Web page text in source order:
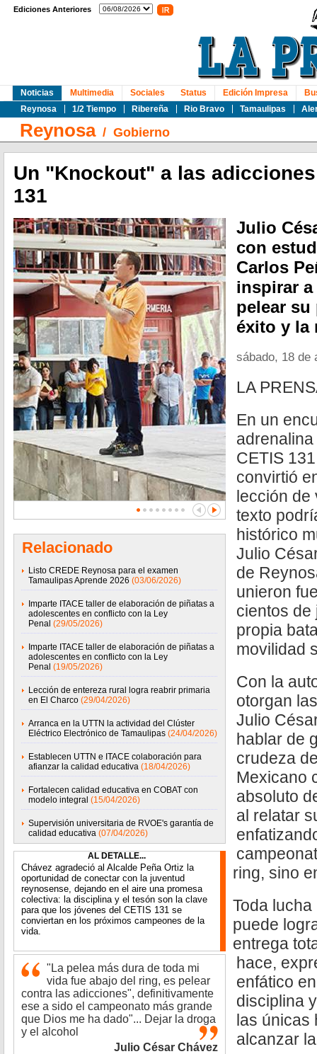
Ediciones Anteriores
Noticias
Reynosa
1/2 Tiempo Ribereña Rio Bravo Tamaulipas
Multimedia Sociales Status Edición Impresa
Reynosa/ Gobierno
Un "Knockout" a las adicciones
131
Relacionado
Listo CREDE Reynosa para el examen
Tamaulipas Aprende 2026 (03/06/2026)
Imparte ITACE taller de elaboración de piñatas a
adolescentes en conflicto con la Ley
Penal (29/05/2026)
Imparte ITACE taller de elaboración de piñatas a
adolescentes en conflicto con la Ley
Penal (19/05/2026)
Lección de entereza rural logra reabrir primaria
en El Charco (29/04/2026)
Arranca en la UTTN la actividad del Clúster
Eléctrico Electrónico de Tamaulipas (24/04/2026)
Establecen UTTN e ITACE colaboración para
afianzar la calidad educativa (18/04/2026)
Fortalecen calidad educativa en COBAT con
modelo integral (15/04/2026)
Supervisión universitaria de RVOE's garantía de
calidad educativa (07/04/2026)
Julio
con
Carlos
inspirar
pelear
éxito y la
sábado, 18 de
AL DETALLE...
Chávez agradeció al Alcalde Peña Ortiz la
oportunidad de conectar con la juventud
reynosense, dejando en el aire una promesa
colectiva: la disciplina y el tesón son la clave
para que los jóvenes del CETIS 131 se
conviertan en los próximos campeones de la
vida.
"La pelea más dura de toda mi
vida fue abajo del ring, es pelear
contra las adicciones", definitivamente
ese a sido el campeonato más grande
que Dios me ha dado"... Dejar la droga
y el alcohol
Julio César Chávez
LA
En un
CETIS
convirtió
lección de
texto
histórico
Julio
de
unieron
cientos de
propia
movilidad
Con la
otorgan
Julio
hablar de
crudeza
Mexicano
absoluto
al relatar
ring, sino
Toda
puede
entrega
hace,
enfático
disciplina
las únicas
alcanzar